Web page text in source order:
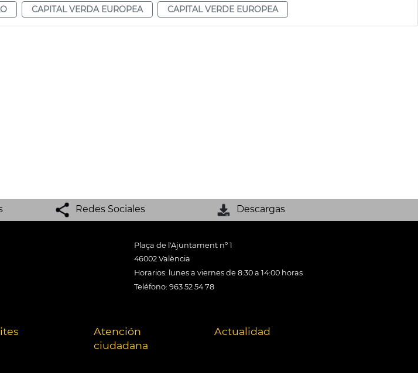
CAPITAL VERDA EUROPEA CAPITAL VERDE EUROPEA
Redes Sociales Descargas
Plaça de l'Ajuntament nº 1
46002 València
Horarios: lunes a viernes de 8:30 a 14:00 horas
Teléfono: 963 52 54 78
Atención
ciudadana
Actualidad